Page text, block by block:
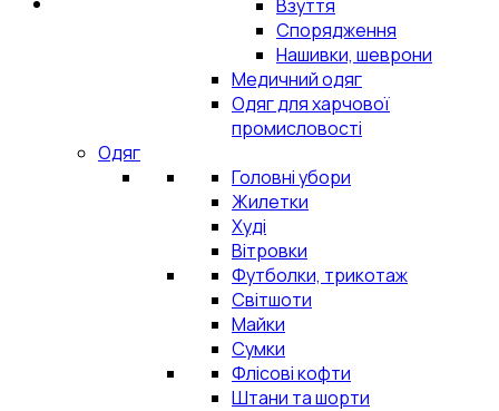
Взуття
Спорядження
Нашивки, шеврони
Медичний одяг
Одяг для харчової
промисловості
Одяг
Головні убори
Жилетки
Худі
Вітровки
Футболки, трикотаж
Світшоти
Майки
Сумки
Флісові кофти
Штани та шорти